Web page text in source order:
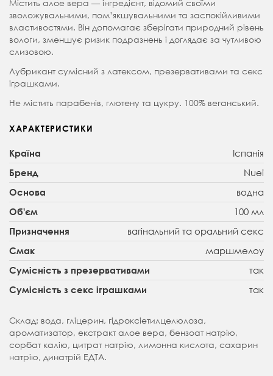
Містить алое вера — інгредієнт, відомий своїми
зволожувальними, пом’якшувальними та заспокійливими
властивостями. Він допомагає зберігати природний рівень
вологи, зменшує ризик подразнень і доглядає за чутливою
слизовою.
Лубрикант сумісний з латексом, презервативами та секс
іграшками.
Не містить парабенів, глютену та цукру. 100% веганський.
ХАРАКТЕРИСТИКИ
Країна Іспанія
Бренд Nuei
Основа водна
Об'єм 100 мл
Призначення вагінальний та оральний секс
Смак маршмелоу
Сумісність з презервативами так
Сумісність з секс іграшками так
Склад: вода, гліцерин, гідроксіетилцелюлоза,
ароматизатор, екстракт алое вера, бензоат натрію,
сорбат калію, цитрат натрію, лимонна кислота, сахарин
натрію, динатрій ЕДТА.